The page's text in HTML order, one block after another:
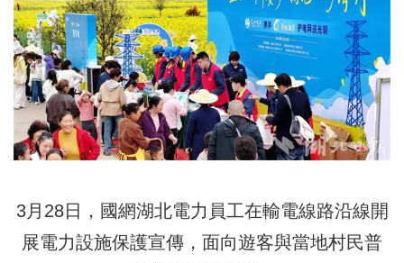
3月28日，國網湖北電力員工在輸電線路沿線開
展電力設施保護宣傳，面向遊客與當地村民普